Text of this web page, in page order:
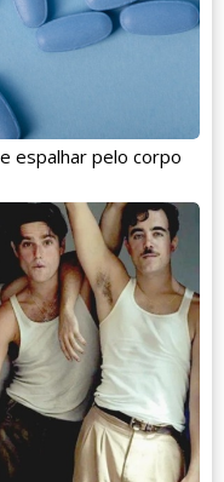
espalhar pelo corpo